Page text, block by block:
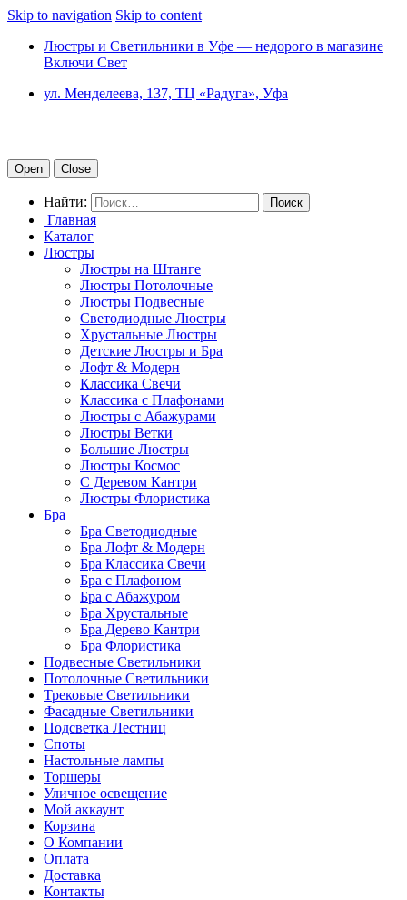
Skip to navigation Skip to content
Люстры и Светильники в Уфе — недорого в магазине
Включи Свет
ул. Менделеева, 137, ТЦ «Радуга», Уфа
Open Close
Найти:
Главная
Каталог
Люстры
Люстры на Штанге
Люстры Потолочные
Люстры Подвесные
Светодиодные Люстры
Хрустальные Люстры
Детские Люстры и Бра
Лофт & Модерн
Классика Свечи
Классика с Плафонами
Люстры с Абажурами
Люстры Ветки
Большие Люстры
Люстры Космос
С Деревом Кантри
Люстры Флористика
Бра
Бра Светодиодные
Бра Лофт & Модерн
Бра Классика Свечи
Бра с Плафоном
Бра с Абажуром
Бра Хрустальные
Бра Дерево Кантри
Бра Флористика
Подвесные Светильники
Потолочные Светильники
Трековые Светильники
Фасадные Светильники
Подсветка Лестниц
Споты
Настольные лампы
Торшеры
Уличное освещение
Мой аккаунт
Корзина
О Компании
Оплата
Доставка
Контакты